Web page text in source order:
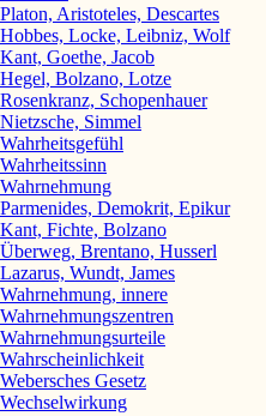
Platon, Aristoteles, Descartes
Hobbes, Locke, Leibniz, Wolf
Kant, Goethe, Jacob
Hegel, Bolzano, Lotze
Rosenkranz, Schopenhauer
Nietzsche, Simmel
Wahrheitsgefühl
Wahrheitssinn
Wahrnehmung
Parmenides, Demokrit, Epikur
Kant, Fichte, Bolzano
Überweg, Brentano, Husserl
Lazarus, Wundt, James
Wahrnehmung, innere
Wahrnehmungszentren
Wahrnehmungsurteile
Wahrscheinlichkeit
Webersches Gesetz
Wechselwirkung